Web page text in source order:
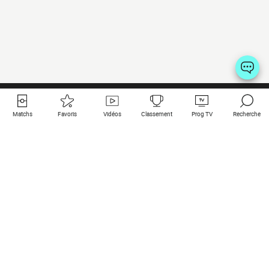
Matchs Favoris Vidéos Classement Prog TV Recherche